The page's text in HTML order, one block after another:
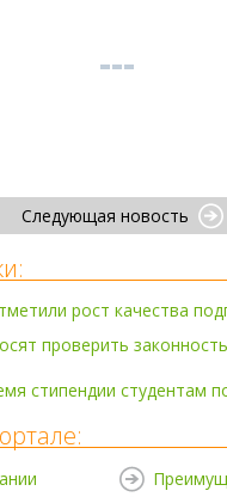
Следующая новость
рост качества
проверить
стипендии студентам